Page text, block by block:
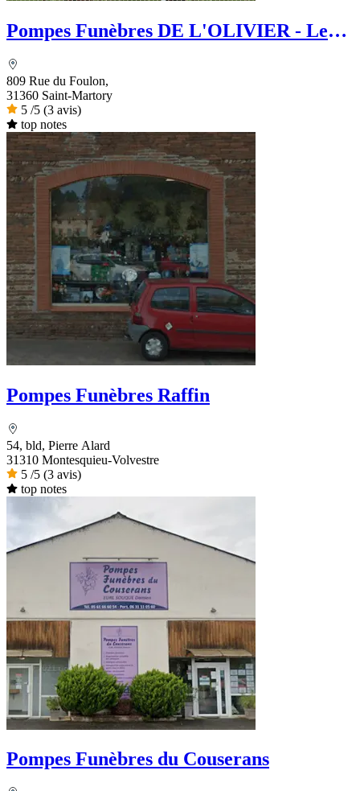
Pompes Funèbres DE L'OLIVIER - Le
809 Rue du Foulon,
31360 Saint-Martory
5 /5 (3 avis)
top notes
Pompes Funèbres Raffin
54, bld, Pierre Alard
31310 Montesquieu-Volvestre
5 /5 (3 avis)
top notes
Pompes Funèbres du Couserans